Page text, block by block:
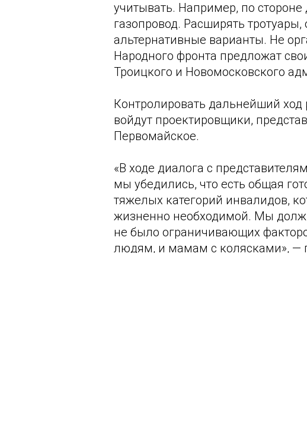
учитывать. Например, по стороне
газопровод. Расширять
альтернативные варианты. Не
Народного фронта предложат
Троицкого и Новомосковского
Контролировать дальнейший ход
войдут проектировщики,
Первомайское.
«В ходе диалога с
мы убедились, что есть общая
тяжелых категорий инвалидов,
жизненно необходимой. Мы
не было ограничивающих
людям, и мамам с колясками», —